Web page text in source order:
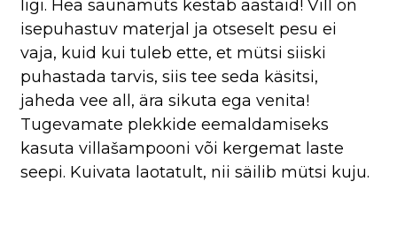
ligi. Hea saunamüts kestab aastaid! Vill on
isepuhastuv materjal ja otseselt pesu ei
vaja, kuid kui tuleb ette, et mütsi siiski
puhastada tarvis, siis tee seda käsitsi,
jaheda vee all, ära sikuta ega venita!
Tugevamate plekkide eemaldamiseks
kasuta villašampooni või kergemat laste
seepi. Kuivata laotatult, nii säilib mütsi kuju.